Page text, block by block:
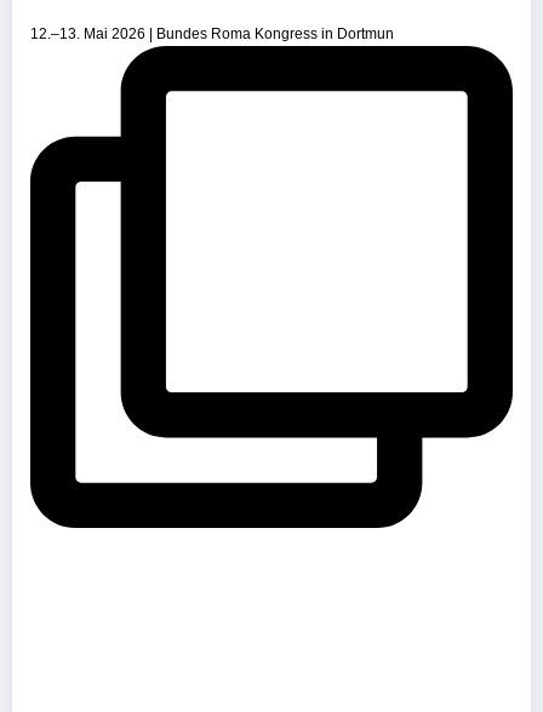
12.–13. Mai 2026 | Bundes Roma Kongress in Dortmun